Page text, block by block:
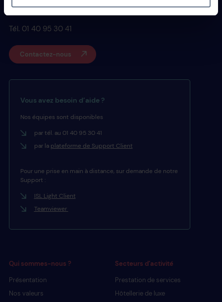
92100 Boulogne-Billancourt
Tél. 01 40 95 30 41
Contactez-nous
Vous avez besoin d’aide ?
Nos équipes sont disponibles
par tél. au 01 40 95 30 41
par la plateforme de Support Client
Pour une prise en main à distance, sur demande de notre
Support :
ISL Light Client
Teamviewer
Qui sommes-nous ?
Présentation
Nos valeurs
Secteurs d’activité
Prestation de services
Hôtellerie de luxe